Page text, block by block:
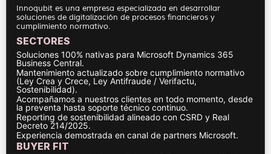
Innoqubit es una empresa especializada en desarrollar
soluciones de digitalización de procesos financieros y
cumplimiento normativo.
SECTORES
Soluciones 100% nativas para Microsoft Dynamics 365
Business Central.
Mantenimiento actualizado sobre cumplimiento normativo
(Ley Crea y Crece, Ley Antifraude / Verifactu,
Sostenibilidad).
Acompañamos a nuestros clientes en todo momento, desde
la preventa hasta soporte técnico continuo.
Reporting de sostenibilidad alineado con CSRD y Real
Decreto 214/2025.
Experiencia demostrada en canal de partners Microsoft.
BUYER FIT